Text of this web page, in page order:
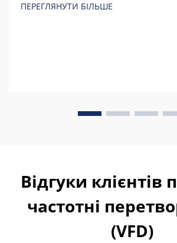
розрахунками перед покупкою.
ПЕРЕГЛЯНУТИ БІЛЬШЕ
Відгуки клієнтів
частотні
(VFD)